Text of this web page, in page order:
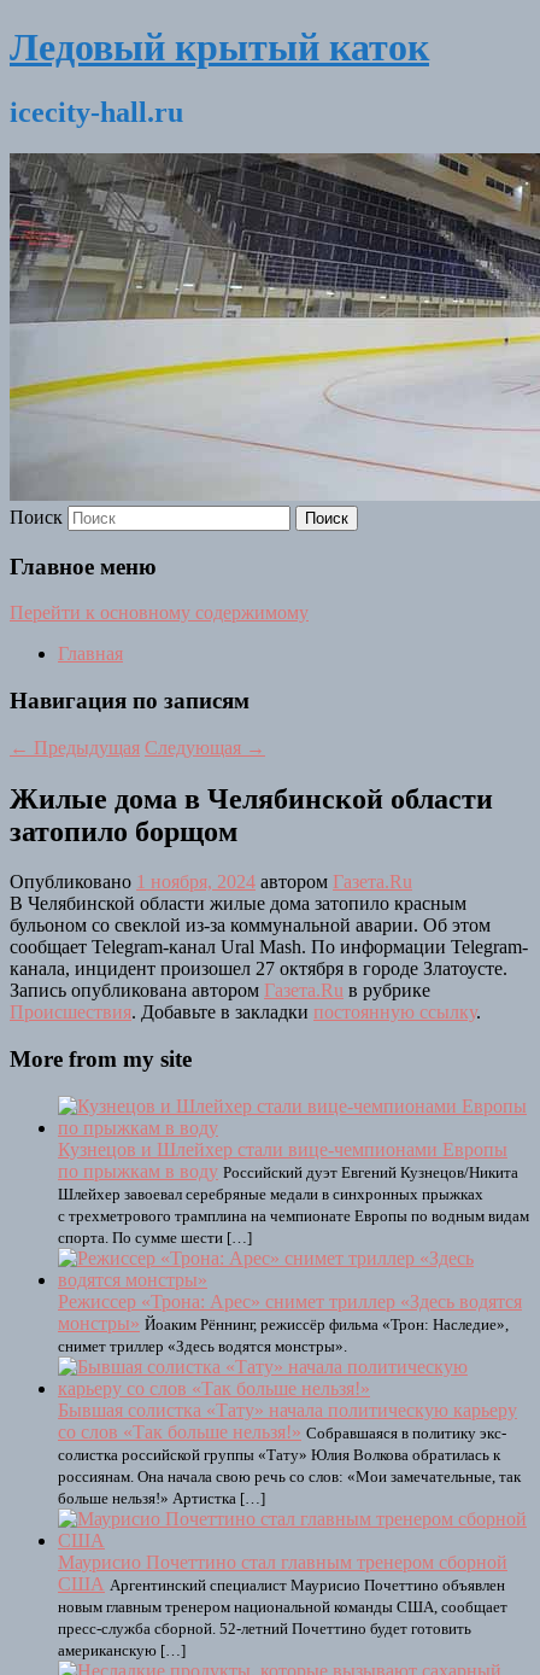
Ледовый крытый каток
icecity-hall.ru
Поиск
Главное меню
Перейти к основному содержимому
Главная
Навигация по записям
← Предыдущая Следующая →
Жилые дома в Челябинской области
затопило борщом
Опубликовано 1 ноября, 2024 автором Газета.Ru
В Челябинской области жилые дома затопило красным
бульоном со свеклой из-за коммунальной аварии. Об этом
сообщает Telegram-канал Ural Mash. По информации Telegram-
канала, инцидент произошел 27 октября в городе Златоусте.
Запись опубликована автором Газета.Ru в рубрике
Происшествия. Добавьте в закладки постоянную ссылку.
More from my site
Кузнецов и Шлейхер стали вице-чемпионами Европы
по прыжкам в воду Российский дуэт Евгений Кузнецов/Никита
Шлейхер завоевал серебряные медали в синхронных прыжках
с трехметрового трамплина на чемпионате Европы по водным видам
спорта. По сумме шести […]
Режиссер «Трона: Арес» снимет триллер «Здесь водятся
монстры» Йоаким Рённинг, режиссёр фильма «Трон: Наследие»,
снимет триллер «Здесь водятся монстры».
Бывшая солистка «Тату» начала политическую карьеру
со слов «Так больше нельзя!» Собравшаяся в политику экс-
солистка российской группы «Тату» Юлия Волкова обратилась к
россиянам. Она начала свою речь со слов: «Мои замечательные, так
больше нельзя!» Артистка […]
Маурисио Почеттино стал главным тренером сборной
США Аргентинский специалист Маурисио Почеттино объявлен
новым главным тренером национальной команды США, сообщает
пресс-служба сборной. 52-летний Почеттино будет готовить
американскую […]